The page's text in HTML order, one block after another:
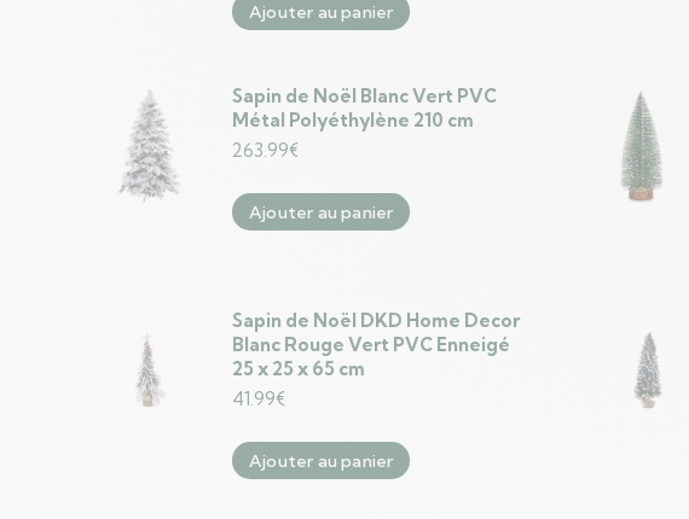
Ajouter au panier
Sapin de Noël Blanc Vert PVC
Métal Polyéthylène 210 cm
263.99€
Ajouter au panier
Sapin de Noël DKD Home Decor
Blanc Rouge Vert PVC Enneigé
25 x 25 x 65 cm
41.99€
Ajouter au panier